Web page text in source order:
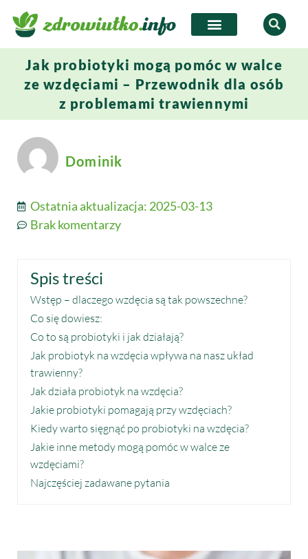
Jak probiotyki mogą pomóc w walce
ze wzdęciami – Przewodnik dla osób
z problemami trawiennymi
Dominik
Ostatnia aktualizacja: 2025-03-13
Brak komentarzy
Spis treści
Wstęp – dlaczego wzdęcia są tak powszechne?
Co się dowiesz:
Co to są probiotyki i jak działają?
Jak probiotyk na wzdęcia wpływa na nasz układ
trawienny?
Jak działa probiotyk na wzdęcia?
Jakie probiotyki pomagają przy wzdęciach?
Kiedy warto sięgnąć po probiotyki na wzdęcia?
Jakie inne metody mogą pomóc w walce ze
wzdęciami?
Najczęściej zadawane pytania